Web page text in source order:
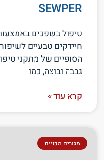
SEWPER
חיידקים טבעיים
הסופיים של מתקני
גבבה ובוצה, כמו
קרא עוד »
מגובים מכניים